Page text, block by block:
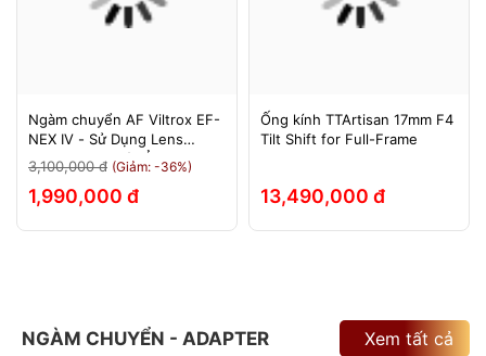
Ngàm chuyển AF Viltrox EF-
NEX IV - Sử Dụng Lens
Canon Trên Máy Ảnh Sony
E-Mount - Bảo Hành 12
Tháng.
3,100,000 đ (Giảm: -36%)
1,990,000 đ
Ống kính TTArtisan 17mm F4
Tilt Shift for Full-Frame
13,490,000 đ
NGÀM CHUYỂN - ADAPTER Xem tất cả